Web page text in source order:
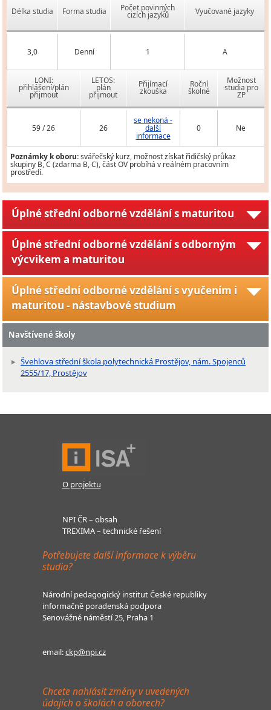
Délka studia Forma studia Počet povinných
cizích jazyků Vyučované jazyky
3,0 Denní 1 A
LONI:
přihlášení/plán
přijmout
LETOS:
plán
přijmout
Přijímací
zkouška
Roční
školné
Možnost
studia pro
ZP
59 / 26 26
se nekoná -
další
informace
0 Ne
Poznámky k oboru:svářečský kurz, možnost získat řidičský průkaz
skupiny B, C (zdarma B, C), část OV probíhá v reálném pracovním
prostředí.
Úplné střední odborné vzdělání s maturitou
Úplné střední odborné vzdělání s odborným
výcvikem a maturitou
Úplné střední odborné vzdělání s vyučením i
maturitou - nástavbové studium
Navštívené školy
Švehlova střední škola polytechnická Prostějov, nám. Spojenců
2555/17, Prostějov
O projektu
NPI ČR – obsah
TREXIMA – technické řešení
Potřebujete další informace k výběru
studia?
Národní pedagogický institut České republiky
informačně poradenská podpora
Senovážné náměstí 25, Praha 1
email:ckp@npi.cz
Chcete nahlásit změny v uvedených
údajích o školách a oborech?